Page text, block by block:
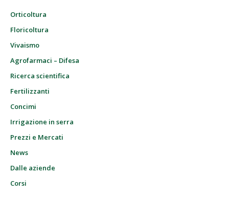
Orticoltura
Floricoltura
Vivaismo
Agrofarmaci – Difesa
Ricerca scientifica
Fertilizzanti
Concimi
Irrigazione in serra
Prezzi e Mercati
News
Dalle aziende
Corsi